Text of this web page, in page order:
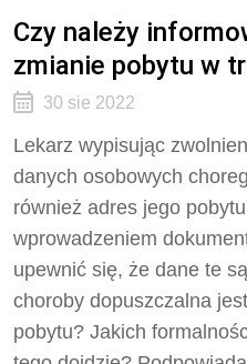
Czy należy
zmianie pobytu w
30 sie 2022
Lekarz wypisując
danych osobowych
również adres jego
wprowadzeniem
upewnić się, że dane te
choroby dopuszczalna
pobytu? Jakich